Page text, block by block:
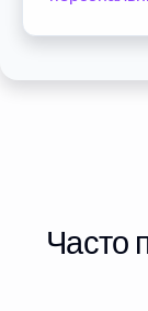
Часто